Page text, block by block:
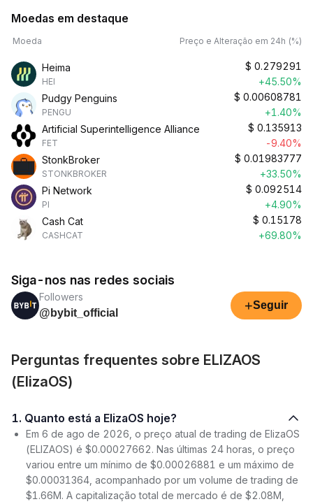
Moedas em destaque
Moeda Preço e Alteração em 24h (%)
Heima
HEI
$ 0.279291
+45.50%
Pudgy Penguins
PENGU
$ 0.00608781
+1.40%
Artificial Superintelligence Alliance
FET
$ 0.135913
-9.40%
StonkBroker
STONKBROKER
$ 0.01983777
+33.50%
Pi Network
PI
$ 0.092514
+4.90%
Cash Cat
CASHCAT
$ 0.15178
+69.80%
Siga-nos nas redes sociais
Followers
@bybit_official
+Seguir
Perguntas frequentes sobre ELIZAOS
(ElizaOS)
1. Quanto está a ElizaOS hoje?
Em 6 de ago de 2026, o preço atual de trading de ElizaOS
(ELIZAOS) é $0.00027662. Nas últimas 24 horas, o preço
variou entre um mínimo de $0.00026881 e um máximo de
$0.00031364, acompanhado por um volume de trading de
$1.66M. A capitalização total de mercado é de $2.08M,